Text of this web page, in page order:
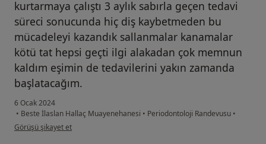
kurtarmaya çalıştı 3 aylık sabırla geçen tedavi
süreci sonucunda hiç diş kaybetmeden bu
mücadeleyi kazandık sallanmalar kanamalar
kötü tat hepsi geçti ilgi alakadan çok memnun
kaldım eşimin de tedavilerini yakın zamanda
başlatacağım.
6 Ocak 2024
• Beste İlaslan Hallaç Muayenehanesi • Periodontoloji Randevusu •
kullanıcının görüşüne göre m.....
Görüşü şikayet et